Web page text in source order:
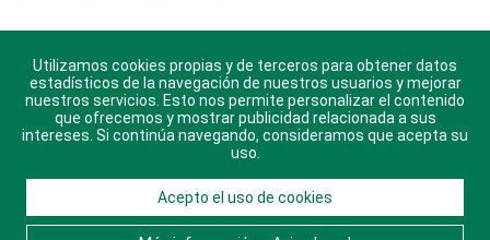
En pocas palabras
Escuchando al corazón
Economía Personal
Descarga nuestras aplicaciones para Android, iOS y
sistema Huawei.
© 2021 Diario Libre, todos los derechos reservados.
Utilizamos cookies propias y de terceros para obtener datos
estadísticos de la navegación de nuestros usuarios y mejorar
nuestros servicios. Esto nos permite personalizar el contenido
que ofrecemos y mostrar publicidad relacionada a sus
intereses. Si continúa navegando, consideramos que acepta su
uso.
Acepto el uso de cookies